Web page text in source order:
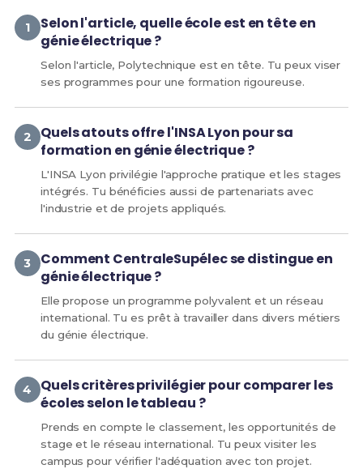
Selon l'article, quelle école est en tête en
génie électrique ?
Selon l'article, Polytechnique est en tête. Tu peux viser
ses programmes pour une formation rigoureuse.
Quels atouts offre l'INSA Lyon pour sa
formation en génie électrique ?
L'INSA Lyon privilégie l'approche pratique et les stages
intégrés. Tu bénéficies aussi de partenariats avec
l'industrie et de projets appliqués.
Comment CentraleSupélec se distingue en
génie électrique ?
Elle propose un programme polyvalent et un réseau
international. Tu es prêt à travailler dans divers métiers
du génie électrique.
Quels critères privilégier pour comparer les
écoles selon le tableau ?
Prends en compte le classement, les opportunités de
stage et le réseau international. Tu peux visiter les
campus pour vérifier l'adéquation avec ton projet.